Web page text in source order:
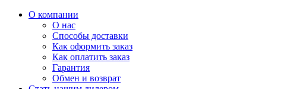
О компании
О нас
Способы доставки
Как оформить заказ
Как оплатить заказ
Гарантия
Обмен и возврат